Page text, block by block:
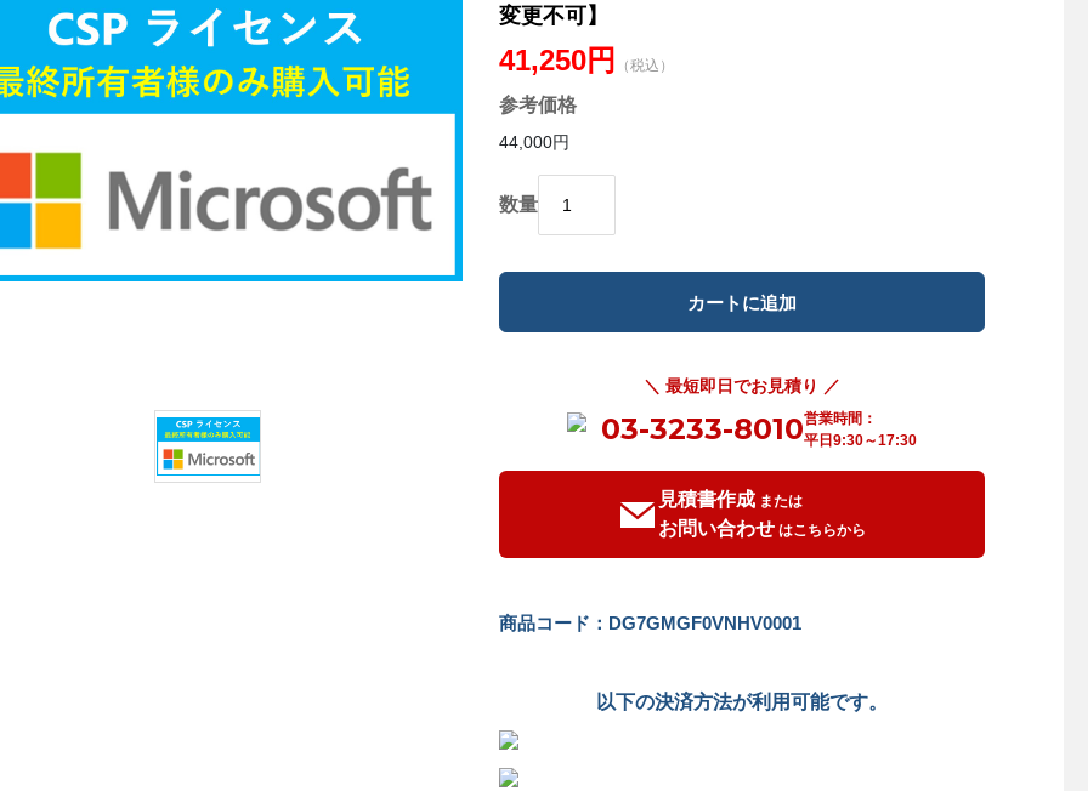
変更不可】
41,250円 （税込）
参考価格
44,000円
数量
＼ 最短即日でお見積り ／
03-3233-8010営業時間：
平日9:30～17:30
見積書作成 または
お問い合わせ はこちらから
商品コード：DG7GMGF0VNHV0001
以下の決済方法が利用可能です。